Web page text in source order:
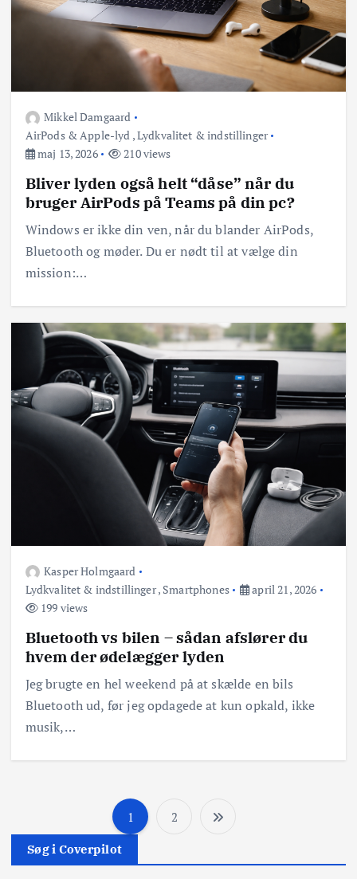
Mikkel Damgaard
AirPods & Apple-lyd ,Lydkvalitet & indstillinger
maj 13, 2026
210 views
Bliver lyden også helt “dåse” når du
bruger AirPods på Teams på din pc?
Windows er ikke din ven, når du blander AirPods,
Bluetooth og møder. Du er nødt til at vælge din
mission:…
Kasper Holmgaard
Lydkvalitet & indstillinger, Smartphones
april 21, 2026
199 views
Bluetooth vs bilen – sådan afslører du
hvem der ødelægger lyden
Jeg brugte en hel weekend på at skælde en bils
Bluetooth ud, før jeg opdagede at kun opkald, ikke
musik,…
I
1 2
Søg i Coverpilot